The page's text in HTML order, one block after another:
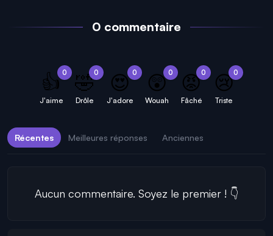
0 commentaire
0
👍
J'aime
0
🤣
Drôle
0
😍
J'adore
0
😲
Wouah
0
😡
Fâché
0
😢
Triste
Récentes Meilleures réponses Anciennes
Aucun commentaire. Soyez le premier ! 👇